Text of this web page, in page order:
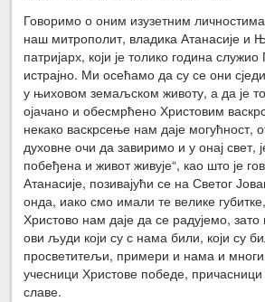
Говоримо о оним изузетним
наш митрополит, владика Атанасије и
патријарх, који је толико година
истрајно. Ми осећамо да су се они
у њиховом земаљском животу, а да је
ојачано и обесмрћено Христовим
некако васкрсење нам даје могућност,
духовне очи да завиримо и у онај свет,
побеђена и живот живује“, као што је
Атанасије, позивајући се на Светог
онда, иако смо имали те велике
Христово нам даје да се радујемо,
ови људи који су с нама били, који су
просветитељи, примери и нама и
учесници Христове победе,
славе.